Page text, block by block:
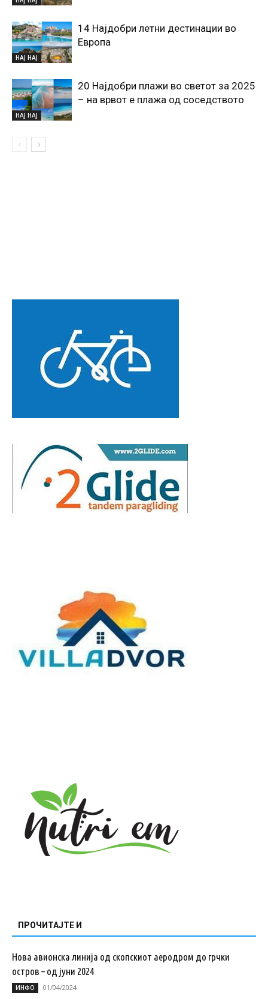
НАЈ НАЈ
14 Најдобри летни дестинации во
Европа
НАЈ НАЈ
20 Најдобри плажи во светот за 2025
– на врвот е плажа од соседството
ПРОЧИТАЈТЕ И
Нова авионска линија од скопскиот аеродром до грчки
остров – од јуни 2024
ИНФО 01/04/2024